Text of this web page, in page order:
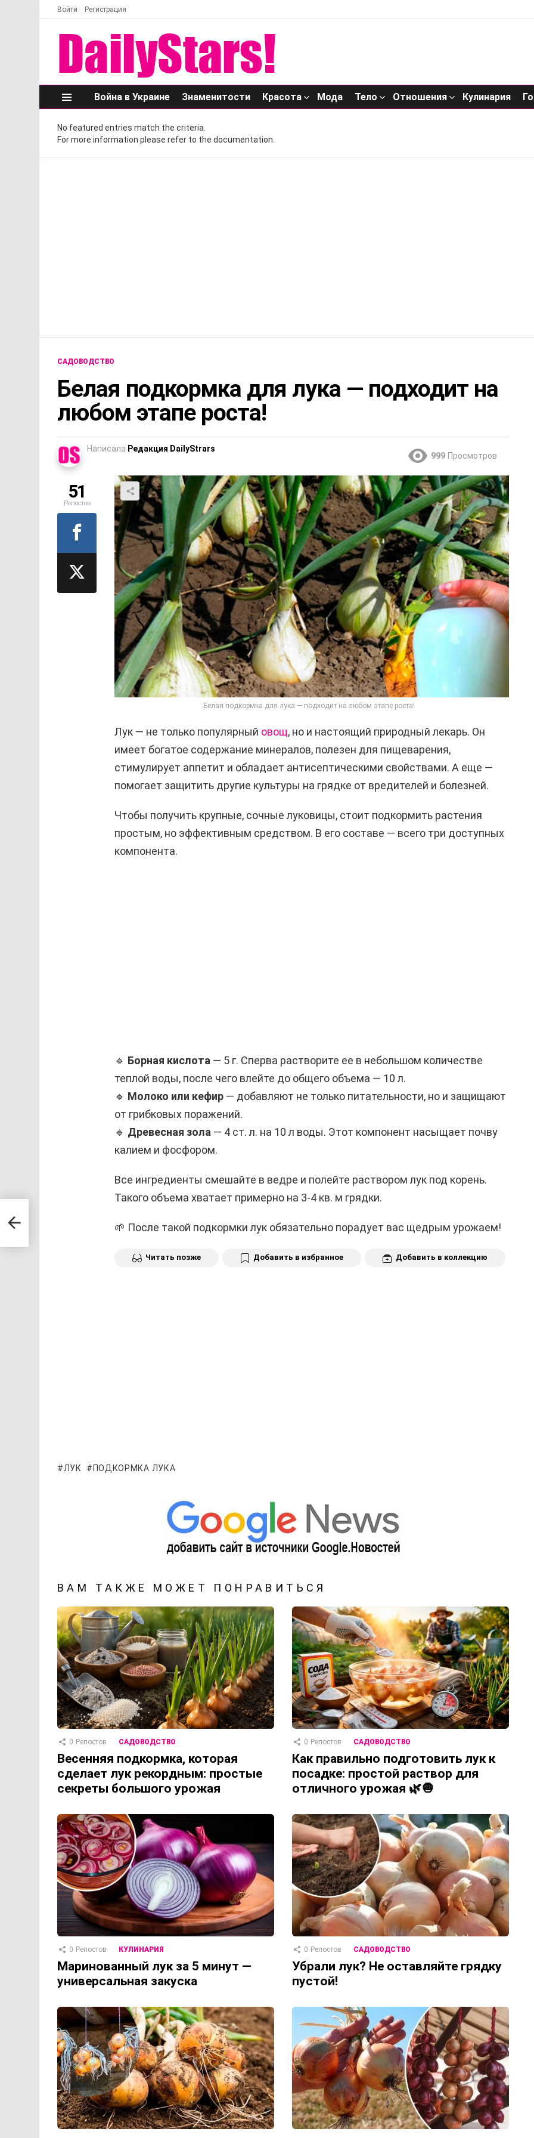
Войти Регистрация
Меню
Война в Украине Знаменитости Красота Мода Тело Отношения Кулинария
No featured entries match the criteria.
For more information please refer to the documentation.
САДОВОДСТВО
Белая подкормка для лука — подходит на
любом этапе роста!
Написала Редакция DailyStrars
999 Просмотров
Белая подкормка для лука — подходит на любом этапе роста!
Лук — не только популярный овощ, но и настоящий природный лекарь. Он
имеет богатое содержание минералов, полезен для пищеварения,
стимулирует аппетит и обладает антисептическими свойствами. А еще —
помогает защитить другие культуры на грядке от вредителей и болезней.
Чтобы получить крупные, сочные луковицы, стоит подкормить растения
простым, но эффективным средством. В его составе — всего три доступных
компонента.
🔹 Борная кислота — 5 г. Сперва растворите ее в небольшом количестве
теплой воды, после чего влейте до общего объема — 10 л.
🔹 Молоко или кефир — добавляют не только питательности, но и защищают
от грибковых поражений.
🔹 Древесная зола — 4 ст. л. на 10 л воды. Этот компонент насыщает почву
калием и фосфором.
Все ингредиенты смешайте в ведре и полейте раствором лук под корень.
Такого объема хватает примерно на 3-4 кв. м грядки.
🌱 После такой подкормки лук обязательно порадует вас щедрым урожаем!
Читать позже Добавить в избранное Добавить в коллекцию
51
Репостов
ЛУК ПОДКОРМКА ЛУКА
ВАМ ТАКЖЕ МОЖЕТ ПОНРАВИТЬСЯ
0 Репостов САДОВОДСТВО
Весенняя подкормка, которая
сделает лук рекордным: простые
секреты большого урожая
0 Репостов САДОВОДСТВО
Как правильно подготовить лук к
посадке: простой раствор для
отличного урожая 🌿🧅
0 Репостов КУЛИНАРИЯ
Маринованный лук за 5 минут —
универсальная закуска
0 Репостов САДОВОДСТВО
Убрали лук? Не оставляйте грядку
пустой!